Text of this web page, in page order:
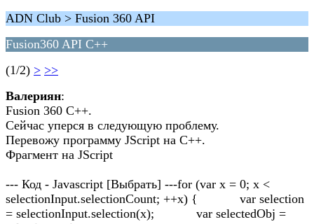
ADN Club > Fusion 360 API
Fusion360 API C++
(1/2) > >>
Валериян:
Fusion 360 C++.
Сейчас уперся в следующую проблему.
Перевожу программу JScript на С++.
Фрагмент на JScript
--- Код - Javascript [Выбрать] ---for (var x = 0; x <
selectionInput.selectionCount; ++x) { var selection
= selectionInput.selection(x); var selectedObj =